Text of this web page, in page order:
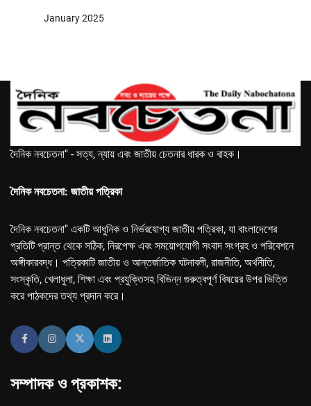
January 2025
দৈনিক নবচেতনা" - সত্য, ন্যায় এবং জাতীয় চেতনার ধারক ও বাহক।
দৈনিক নবচেতনা: জাতীয় পত্রিকা
দৈনিক নবচেতনা" একটি আধুনিক ও নির্ভরযোগ্য জাতীয় পত্রিকা, যা বাংলাদেশের
প্রতিটি প্রান্ত থেকে সঠিক, নিরপেক্ষ এবং সময়োপযোগী সংবাদ সংগ্রহ ও পরিবেশনে
অঙ্গীকারবদ্ধ। পত্রিকাটি জাতীয় ও আন্তর্জাতিক ঘটনাবলী, রাজনীতি, অর্থনীতি,
সংস্কৃতি, খেলাধুলা, শিক্ষা এবং প্রযুক্তিসহ বিভিন্ন গুরুত্বপূর্ণ বিষয়ের উপর ভিত্তি
করে পাঠকদের তথ্য প্রদান করে।
সম্পাদক ও প্রকাশক: